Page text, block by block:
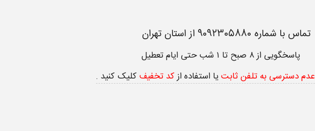
تماس با شماره ۹۰۹۲۳۰۵۸۸۰ ازاستان تهران
پاسخگویی از ۸ صبح تا ۱ شب حتی ایام تعطیل
عدم دسترسی به تلفن ثابتیا استفاده ازکد تخفیفکلیک کنید .